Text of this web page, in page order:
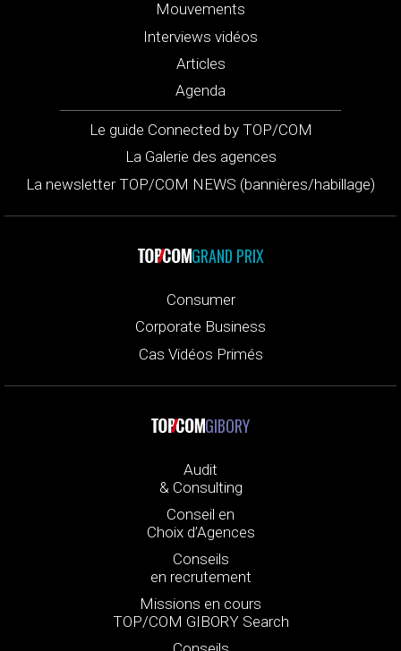
Mouvements
Interviews vidéos
Articles
Agenda
Le guide Connected by TOP/COM
La Galerie des agences
La newsletter TOP/COM NEWS (bannières/habillage)
GRAND PRIX
Consumer
Corporate Business
Cas Vidéos Primés
GIBORY
Audit
& Consulting
Conseil en
Choix d’Agences
Conseils
en recrutement
Missions en cours
TOP/COM GIBORY Search